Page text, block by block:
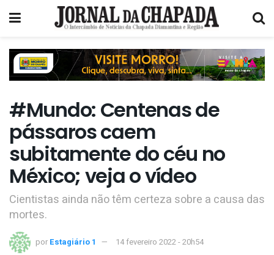
#Mundo: Centenas de
pássaros caem
subitamente do céu no
México; veja o vídeo
Cientistas ainda não têm certeza sobre a causa das
mortes.
por Estagiário 1 14 fevereiro 2022 - 20h54